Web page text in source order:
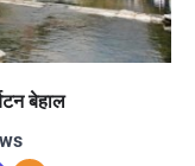
बेहाल